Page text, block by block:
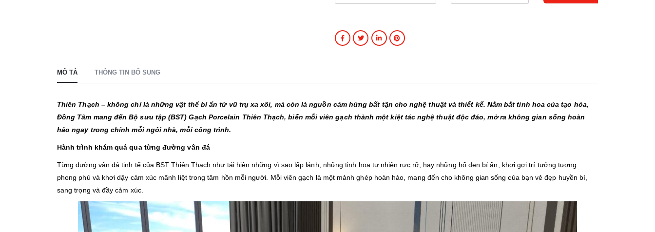
MÔ TẢ THÔNG TIN BỔ SUNG
Thiên Thạch – không chỉ là những vật thể bí ẩn từ vũ trụ xa xôi, mà còn là nguồn cảm hứng bất tận cho nghệ thuật và thiết kế. Nắm bắt tinh hoa của tạo hóa,
Đồng Tâm mang đến Bộ sưu tập (BST) Gạch Porcelain Thiên Thạch, biến mỗi viên gạch thành một kiệt tác nghệ thuật độc đáo, mở ra không gian sống hoàn
hảo ngay trong chính mỗi ngôi nhà, mỗi công trình.
Hành trình khám quá qua từng đường vân đá
Từng đường vân đá tinh tế của BST Thiên Thạch như tái hiện những vì sao lấp lánh, những tinh hoa tự nhiên rực rỡ, hay những hố đen bí ẩn, khơi gợi trí tưởng tượng
phong phú và khơi dậy cảm xúc mãnh liệt trong tâm hồn mỗi người. Mỗi viên gạch là một mảnh ghép hoàn hảo, mang đến cho không gian sống của bạn vẻ đẹp huyền bí,
sang trọng và đầy cảm xúc.